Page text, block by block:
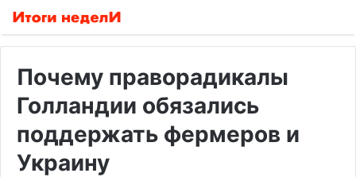
Почему праворадикалы
Голландии обязались
поддержать фермеров и
Украину